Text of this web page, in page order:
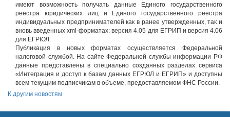
имеют возможность получать данные Единого государственного
реестра юридических лиц и Единого государственного реестра
индивидуальных предпринимателей как в ранее утвержденных, так и
вновь введенных xml-форматах: версия 4.05 для ЕГРИП и версия 4.06
для ЕГРЮЛ.
Публикация в новых форматах осуществляется Федеральной
налоговой службой. На сайте Федеральной службы информации РФ
данные представлены в специально созданных разделах сервиса
«Интеграция и доступ к базам данных ЕГРЮЛ и ЕГРИП» и доступны
всем текущим подписчикам в объеме, предоставляемом ФНС России.
К другим новостям